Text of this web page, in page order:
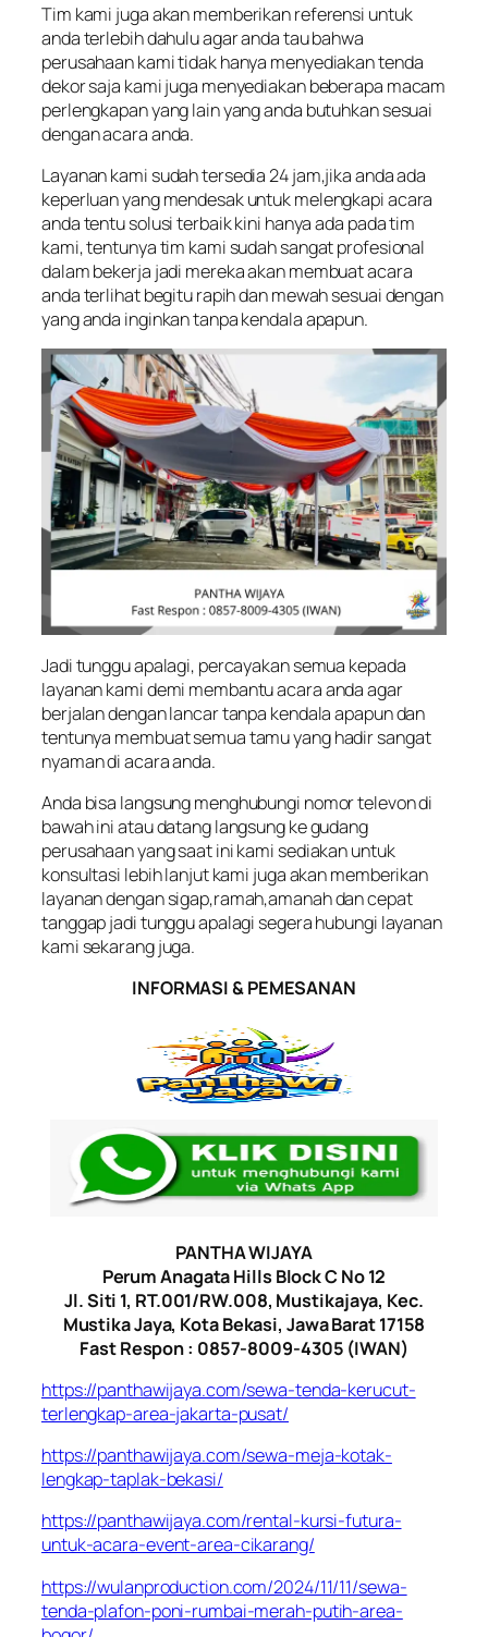
Tim kami juga akan memberikan referensi untuk
anda terlebih dahulu agar anda tau bahwa
perusahaan kami tidak hanya menyediakan tenda
dekor saja kami juga menyediakan beberapa macam
perlengkapan yang lain yang anda butuhkan sesuai
dengan acara anda.
Layanan kami sudah tersedia 24 jam,jika anda ada
keperluan yang mendesak untuk melengkapi acara
anda tentu solusi terbaik kini hanya ada pada tim
kami, tentunya tim kami sudah sangat profesional
dalam bekerja jadi mereka akan membuat acara
anda terlihat begitu rapih dan mewah sesuai dengan
yang anda inginkan tanpa kendala apapun.
Jadi tunggu apalagi, percayakan semua kepada
layanan kami demi membantu acara anda agar
berjalan dengan lancar tanpa kendala apapun dan
tentunya membuat semua tamu yang hadir sangat
nyaman di acara anda.
Anda bisa langsung menghubungi nomor televon di
bawah ini atau datang langsung ke gudang
perusahaan yang saat ini kami sediakan untuk
konsultasi lebih lanjut kami juga akan memberikan
layanan dengan sigap,ramah,amanah dan cepat
tanggap jadi tunggu apalagi segera hubungi layanan
kami sekarang juga.
INFORMASI & PEMESANAN
PANTHA WIJAYA
Perum Anagata Hills Block C No 12
Jl. Siti 1, RT.001/RW.008, Mustikajaya, Kec.
Mustika Jaya, Kota Bekasi, Jawa Barat 17158
Fast Respon : 0857-8009-4305 (IWAN)
https://panthawijaya.com/sewa-tenda-kerucut-
terlengkap-area-jakarta-pusat/
https://panthawijaya.com/sewa-meja-kotak-
lengkap-taplak-bekasi/
https://panthawijaya.com/rental-kursi-futura-
untuk-acara-event-area-cikarang/
https://wulanproduction.com/2024/11/11/sewa-
tenda-plafon-poni-rumbai-merah-putih-area-